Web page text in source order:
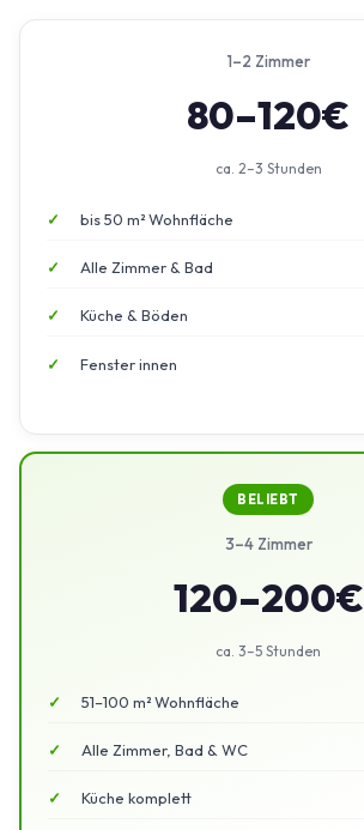
1–2 Zimmer
80–120€
ca. 2–3 Stunden
bis 50 m² Wohnfläche
Alle Zimmer & Bad
Küche & Böden
Fenster innen
BELIEBT
3–4 Zimmer
120–200€
ca. 3–5 Stunden
51–100 m² Wohnfläche
Alle Zimmer, Bad & WC
Küche komplett